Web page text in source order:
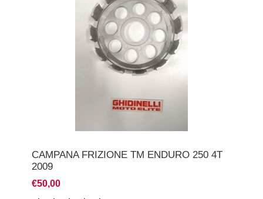
CAMPANA FRIZIONE TM ENDURO 250 4T
2009
€50,00